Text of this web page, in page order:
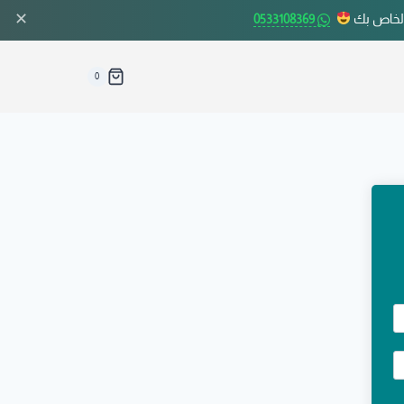
بك 0533108369
✕
0